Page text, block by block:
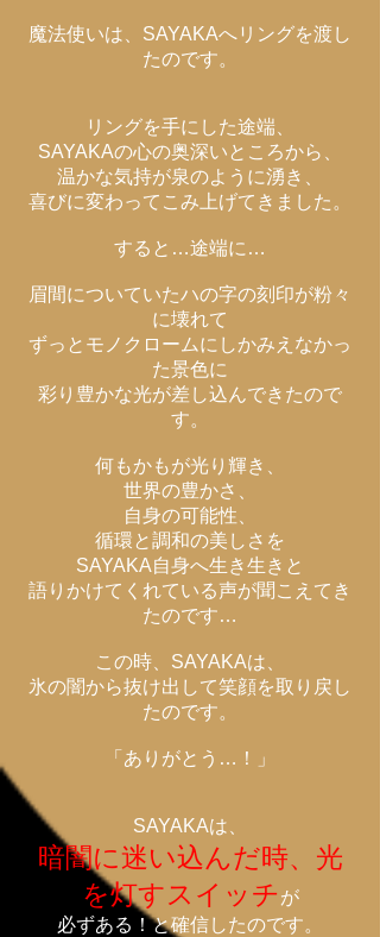
魔法使いは、SAYAKAへリングを渡し
たのです。
リングを手にした途端、
SAYAKAの心の奥深いところから、
温かな気持が泉のように湧き、
喜びに変わってこみ上げてきました。
すると…途端に…
眉間についていたハの字の刻印が粉々
に壊れて
ずっとモノクロームにしかみえなかっ
た景色に
彩り豊かな光が差し込んできたので
す。
何もかもが光り輝き、
世界の豊かさ
自身の可能性、
循環と調和の美しさを
SAYAKA自身へ生き生きと
語りかけてくれている声が聞こえてき
たのです…
この時、SAYAKAは、
氷の闇から抜け出して笑顔を取り戻し
たのです。
「ありがとう…！」
SAYAKAは、
暗闇に迷い込んだ時、光
を灯すスイッチ が
必ずある！と確信したのです。